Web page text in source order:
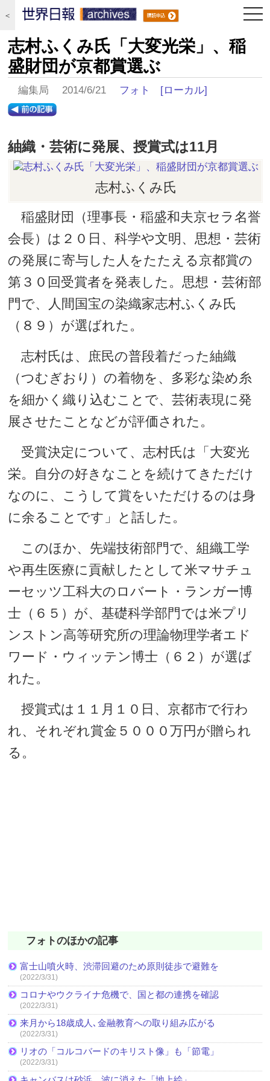
＜
志村ふくみ氏「大変光栄」、稲
盛財団が京都賞選ぶ
編集局 2014/6/21 フォト [ローカル]
紬織・芸術に発展、授賞式は11月
志村ふくみ氏
稲盛財団（理事長・稲盛和夫京セラ名誉
会長）は２０日、科学や文明、思想・芸術
の発展に寄与した人をたたえる京都賞の
第３０回受賞者を発表した。思想・芸術部
門で、人間国宝の染織家志村ふくみ氏
（８９）が選ばれた。
志村氏は、庶民の普段着だった紬織
（つむぎおり）の着物を、多彩な染め糸
を細かく織り込むことで、芸術表現に発
展させたことなどが評価された。
受賞決定について、志村氏は「大変光
栄。自分の好きなことを続けてきただけ
なのに、こうして賞をいただけるのは身
に余ることです」と話した。
このほか、先端技術部門で、組織工学
や再生医療に貢献したとして米マサチュ
ーセッツ工科大のロバート・ランガー博
士（６５）が、基礎科学部門では米プリ
ンストン高等研究所の理論物理学者エド
ワード・ウィッテン博士（６２）が選ば
れた。
授賞式は１１月１０日、京都市で行わ
れ、それぞれ賞金５０００万円が贈られ
る。
フォトのほかの記事
富士山噴火時、渋滞回避のため原則徒歩で避難を
(2022/3/31)
コロナやウクライナ危機で、国と都の連携を確認
(2022/3/31)
来月から18歳成人､金融教育への取り組み広がる
(2022/3/31)
リオの「コルコバードのキリスト像」も「節電」
(2022/3/31)